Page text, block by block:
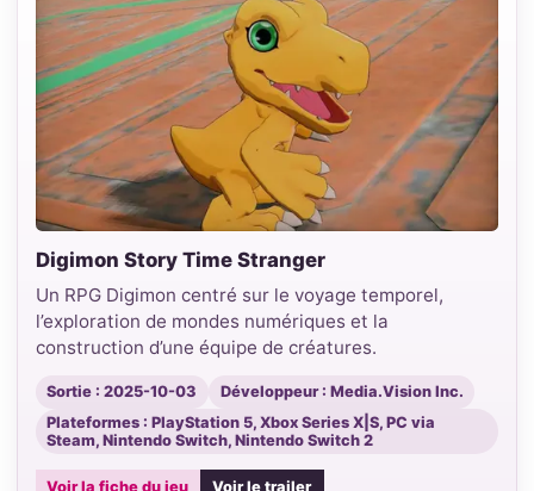
Digimon Story Time Stranger
Un RPG Digimon centré sur le voyage temporel,
l’exploration de mondes numériques et la
construction d’une équipe de créatures.
Sortie : 2025-10-03
Développeur : Media.Vision Inc.
Plateformes : PlayStation 5, Xbox Series X|S, PC via
Steam, Nintendo Switch, Nintendo Switch 2
Voir la fiche du jeu Voir le trailer